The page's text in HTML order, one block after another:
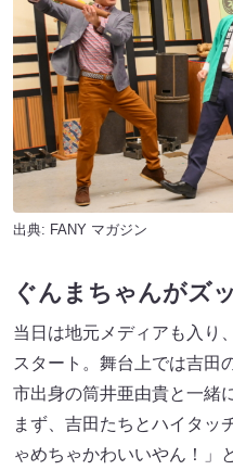
出典: FANY マガジン
ぐんまちゃんがズ
当日は地元メディアも入り
スタート。舞台上では吉田
市出身の筒井亜由貴と一緒
まず、吉田たちとハイタッ
ゃめちゃかわいいやん！」